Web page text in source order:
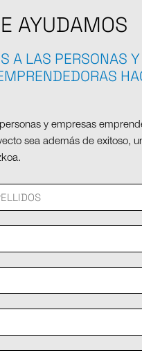
AYUDAMOS
A LAS PERSONAS Y
y empresas
sea además de exitoso,